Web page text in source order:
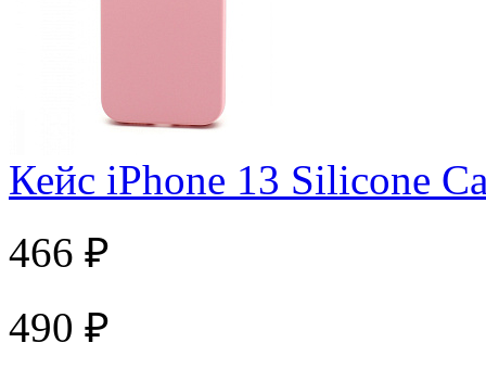
Кейс iPhone 13 Silicone
466 ₽
490 ₽